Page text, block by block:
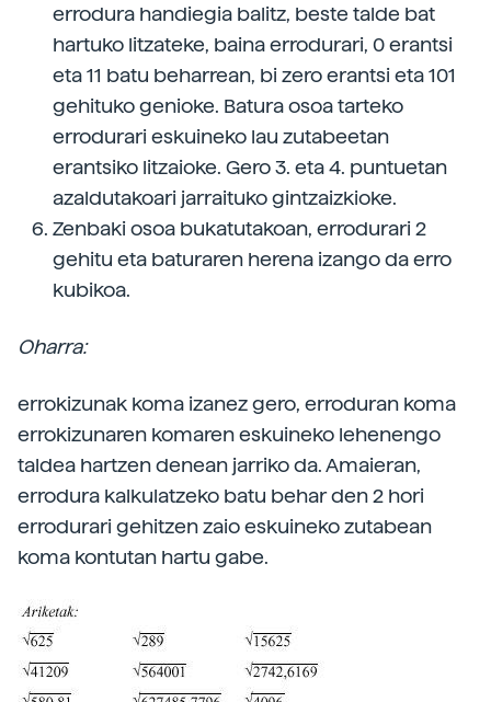
errodura handiegia balitz, beste talde bat
hartuko litzateke, baina errodurari, 0 erantsi
eta 11 batu beharrean, bi zero erantsi eta 101
gehituko genioke. Batura osoa tarteko
errodurari eskuineko lau zutabeetan
erantsiko litzaioke. Gero 3. eta 4. puntuetan
azaldutakoari jarraituko gintzaizkioke.
Zenbaki osoa bukatutakoan, errodurari 2
gehitu eta baturaren herena izango da erro
kubikoa.
Oharra:
errokizunak koma izanez gero, erroduran koma
errokizunaren komaren eskuineko lehenengo
taldea hartzen denean jarriko da. Amaieran,
errodura kalkulatzeko batu behar den 2 hori
errodurari gehitzen zaio eskuineko zutabean
koma kontutan hartu gabe.